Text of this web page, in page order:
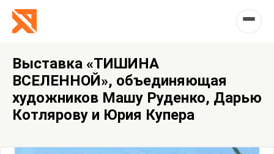
Выставка «ТИШИНА
ВСЕЛЕННОЙ», объединяющая
художников Машу Руденко, Дарью
Котлярову и Юрия Купера